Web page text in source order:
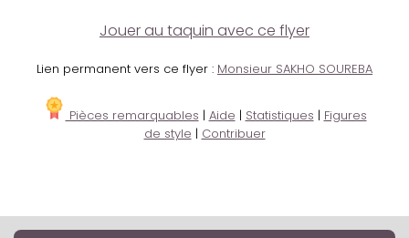
Jouer au taquin avec ce flyer
Lien permanent vers ce flyer : Monsieur SAKHO SOUREBA
Pièces remarquables | Aide | Statistiques | Figures
de style | Contribuer